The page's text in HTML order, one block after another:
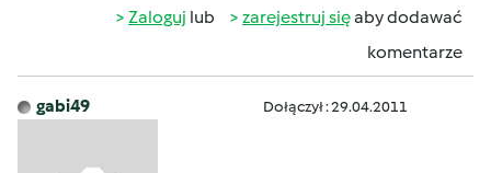
Zaloguj lub zarejestruj sięaby dodawać
komentarze
gabi49 Dołączył : 29.04.2011